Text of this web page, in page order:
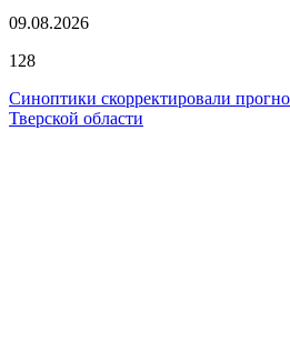
09.08.2026
128
Синоптики скорректировали
Тверской области